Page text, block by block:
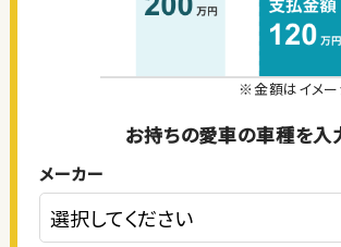
※金額はイメー
お持ちの愛車の車種を入
メーカー